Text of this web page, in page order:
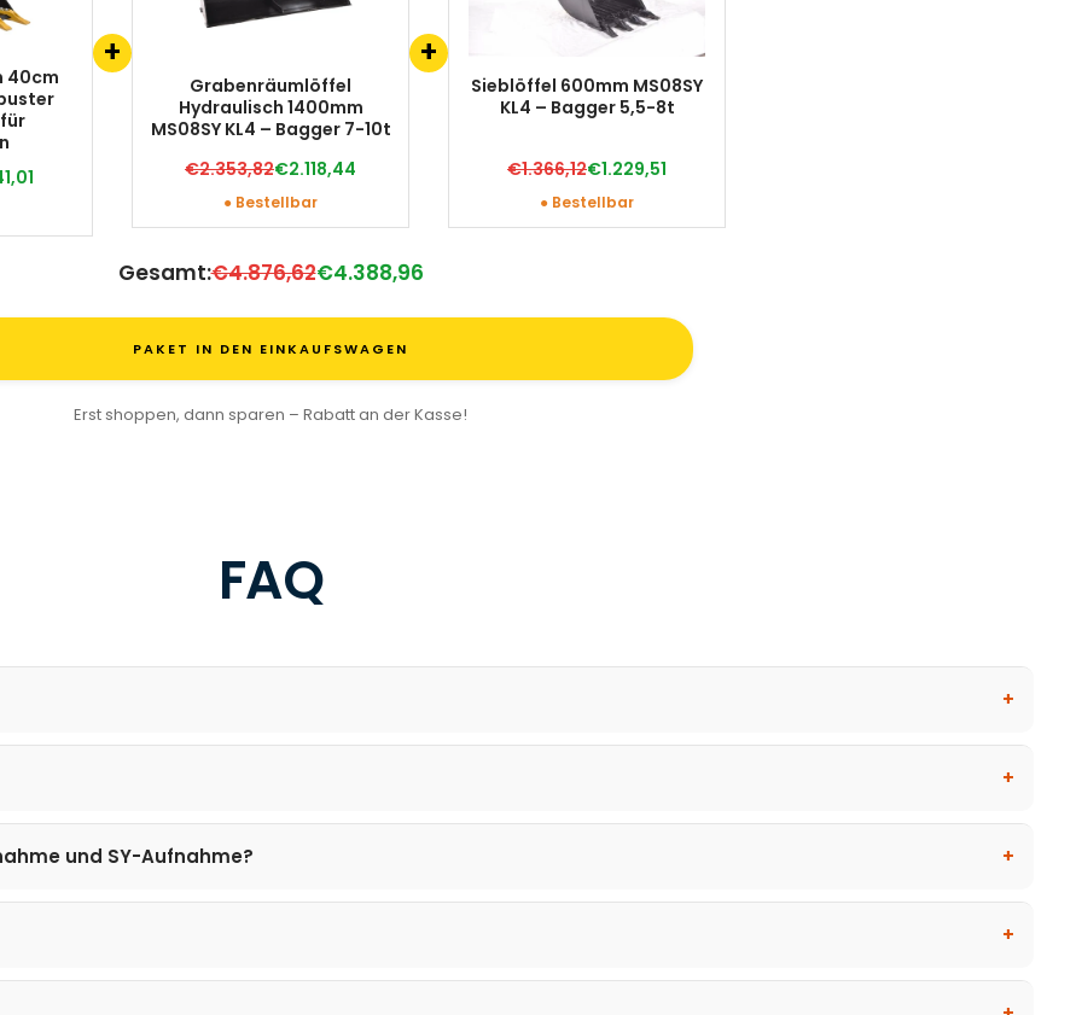
40cm
+
Grabenräumlöffel
Hydraulisch 1400mm
MS08SY KL4 – Bagger 7-10t
€2.353,82€2.118,44
● Bestellbar
+
Sieblöffel 600mm MS08SY
KL4 – Bagger 5,5-8t
€1.366,12€1.229,51
● Bestellbar
Gesamt:€4.876,62€4.388,96
PAKET IN DEN EINKAUFSWAGEN
Erst shoppen, dann sparen – Rabatt an der Kasse!
FAQ
und SY-Aufnahme?